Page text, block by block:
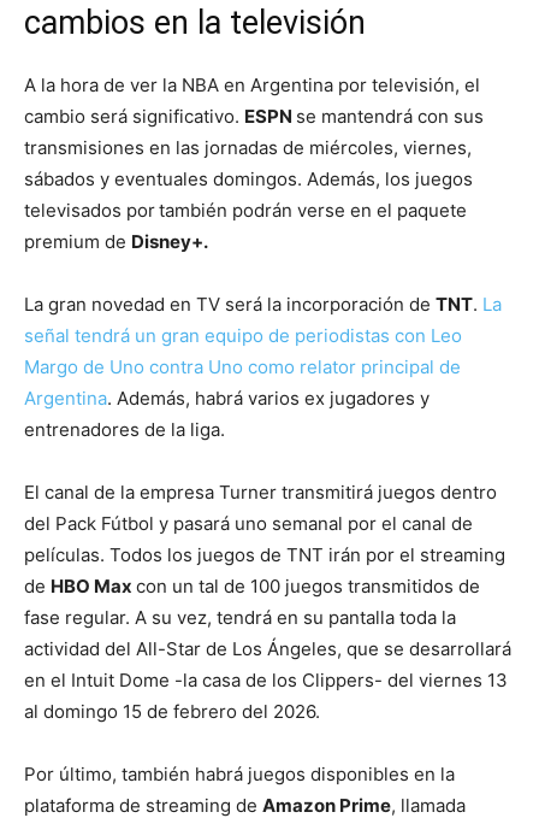
cambios en la televisión
A la hora de ver la NBA en Argentina por televisión, el
cambio será significativo. ESPN se mantendrá con sus
transmisiones en las jornadas de miércoles, viernes,
sábados y eventuales domingos. Además, los juegos
televisados portambién podrán verse en el paquete
premium de Disney+.
La gran novedad en TV será la incorporación de TNT. La
señal tendrá un gran equipo de periodistas con Leo
Margo de Uno contra Uno como relator principal de
Argentina. Además, habrá varios ex jugadores y
entrenadores de la liga.
El canal de la empresa Turner transmitirá juegos dentro
del Pack Fútbol y pasará uno semanal por el canal de
películas. Todos los juegos de TNT irán por el streaming
de HBO Max con un tal de 100 juegos transmitidos de
fase regular. A su vez, tendrá en su pantalla toda la
actividad del All-Star de Los Ángeles, que se desarrollará
en el Intuit Dome -la casa de los Clippers- del viernes 13
al domingo 15 de febrero del 2026.
Por último, también habrá juegos disponibles en la
plataforma de streaming de Amazon Prime, llamada